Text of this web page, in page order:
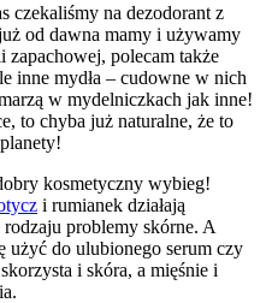
czekaliśmy na dezodorant z
od dawna mamy i używamy
polecam także
inne mydła – cudowne w nich
w mydelniczkach jak inne!
to chyba już naturalne, że to
kosmetyczny wybieg!
i rumianek działają
problemy skórne. A
użyć do ulubionego serum czy
i skóra, a mięśnie i